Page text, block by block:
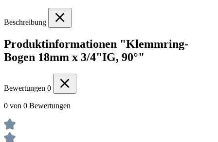
Beschreibung
Produktinformationen "Klemmring-
Bogen 18mm x 3/4"IG, 90°"
Bewertungen 0
0 von 0 Bewertungen